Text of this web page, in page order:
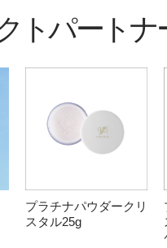
トパートナ
プラチナパウダークリ
スタル25g